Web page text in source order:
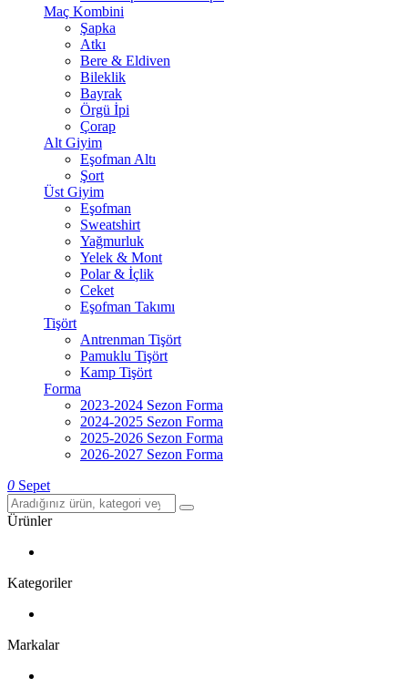
Maç Kombini
Şapka
Atkı
Bere & Eldiven
Bileklik
Bayrak
Örgü İpi
Çorap
Alt Giyim
Eşofman Altı
Şort
Üst Giyim
Eşofman
Sweatshirt
Yağmurluk
Yelek & Mont
Polar & İçlik
Ceket
Eşofman Takımı
Tişört
Antrenman Tişört
Pamuklu Tişört
Kamp Tişört
Forma
2023-2024 Sezon Forma
2024-2025 Sezon Forma
2025-2026 Sezon Forma
2026-2027 Sezon Forma
0 Sepet
Ürünler
Kategoriler
Markalar